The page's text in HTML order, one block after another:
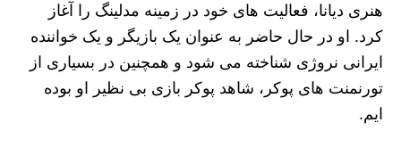
هنری دیانا، فعالیت های خود در زمینه مدلینگ را آغاز
کرد. او در حال حاضر به عنوان یک بازیگر و یک خواننده
ایرانی نروژی شناخته می شود و همچنین در بسیاری از
تورنمنت های پوکر، شاهد پوکر بازی بی نظیر او بوده
ایم.